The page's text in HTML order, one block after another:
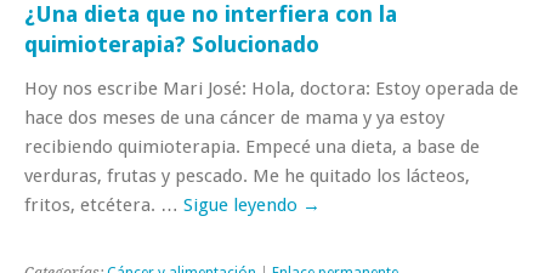
¿Una dieta que no interfiera con la
quimioterapia? Solucionado
Hoy nos escribe Mari José: Hola, doctora: Estoy operada de
hace dos meses de una cáncer de mama y ya estoy
recibiendo quimioterapia. Empecé una dieta, a base de
verduras, frutas y pescado. Me he quitado los lácteos,
fritos, etcétera. … Sigue leyendo →